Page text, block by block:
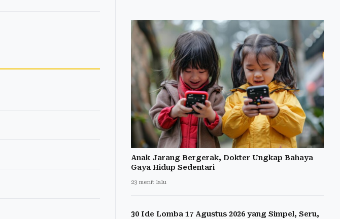
Anak Jarang Bergerak, Dokter Ungkap Bahaya
Gaya Hidup Sedentari
23 menit lalu
30 Ide Lomba 17 Agustus 2026 yang Simpel, Seru,